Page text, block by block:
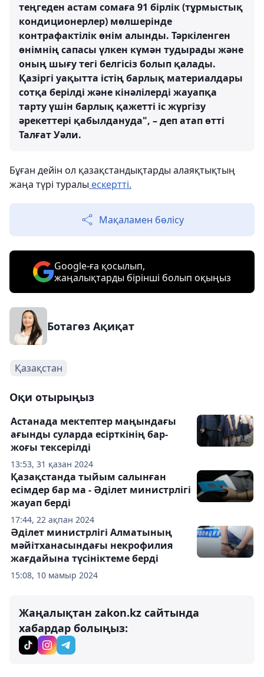
теңгеден астам сомаға 91 бірлік (тұрмыстық
кондиционерлер) мөлшерінде
контрафактілік өнім алынды. Тәркіленген
өнімнің сапасы үлкен күмән тудырады және
оның шығу тегі белгісіз болып қалады.
Қазіргі уақытта істің барлық материалдары
сотқа берілді және кінәлілерді жауапқа
тарту үшін барлық қажетті іс жүргізу
әрекеттері қабылдануда", – деп атап өтті
Талғат Уәли.
Бұған дейін ол қазақстандықтарды алаяқтықтың
жаңа түрі туралы ескертті.
Мақаламен бөлісу
Google-ға қосылып,
жаңалықтарды бірінші болып оқыңыз
Ботагөз Ақиқат
Қазақстан
Оқи отырыңыз
13:53, 31 қазан 2024
Астанада мектептер маңындағы
ағынды суларда есірткінің бар-
жоғы тексерілді
17:44, 22 ақпан 2024
Қазақстанда тыйым салынған
есімдер бар ма - Әділет министрлігі
жауап берді
15:08, 10 мамыр 2024
Әділет министрлігі Алматының
мәйітханасындағы некрофилия
жағдайына түсініктеме берді
Жаңалықтан zakon.kz сайтында
хабардар болыңыз: